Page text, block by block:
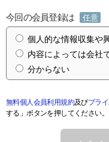
今回の会員登録は 任意
個人的な情報収集や
内容によっては会社
分からない
無料個人会員利用規約及びプラ
する」ボタンを押してください。